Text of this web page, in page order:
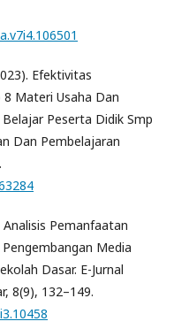
Efektivitas
Materi Usaha Dan
Peserta Didik Smp
Dan Pembelajaran
Analisis Pemanfaatan
Media
Dasar. E-Jurnal
8(9), 132–149.